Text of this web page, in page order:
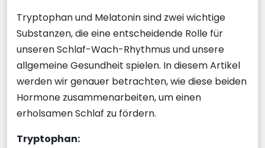
Tryptophan und Melatonin sind zwei wichtige
Substanzen, die eine entscheidende Rolle für
unseren Schlaf-Wach-Rhythmus und unsere
allgemeine Gesundheit spielen. In diesem Artikel
werden wir genauer betrachten, wie diese beiden
Hormone zusammenarbeiten, um einen
erholsamen Schlaf zu fördern.
Tryptophan: